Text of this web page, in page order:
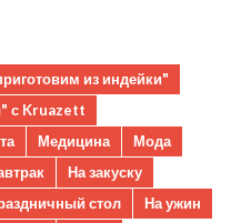
из индейки"
с Kruazett
Медицина
Мода
На закуску
стол
На ужин